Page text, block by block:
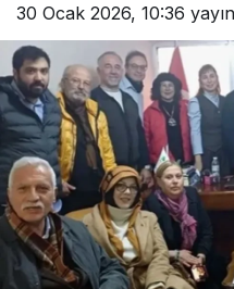
30 Ocak 2026, 10:36